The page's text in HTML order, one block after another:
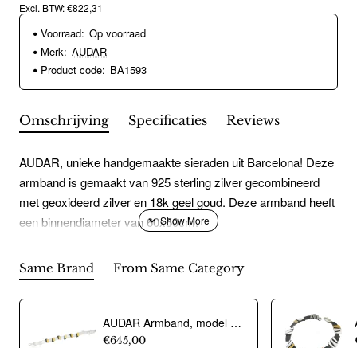
Excl. BTW: €822,31
Voorraad: Op voorraad
Merk: AUDAR
Product code: BA1593
Omschrijving Specificaties Reviews
AUDAR, unieke handgemaakte sieraden uit Barcelona! Deze
armband is gemaakt van 925 sterling zilver gecombineerd
met geoxideerd zilver en 18k geel goud. Deze armband heeft
een binnendiameter van 60x50cm.
Same Brand From Same Category
AUDAR Armband, model 1800 zilver met 18 krt goud (lengte 18cm) - 20379
€645,00